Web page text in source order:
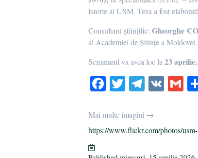
Istorie al USM. Teza a fost
Consultant științific:Gheorghe
al Academiei de Științe a Moldovei.
Seminarul va avea loc la 23
Fa
bo
ok
T
tte
r
Te
gr
a
V G
Mai multe imagini →
https://www.flickr.com/photos/